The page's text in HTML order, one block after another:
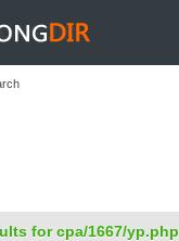
for cpa/1667/yp.php